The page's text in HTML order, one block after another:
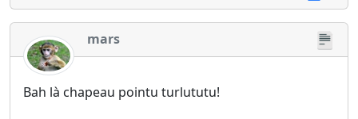
mars
Bah là chapeau pointu turlututu!